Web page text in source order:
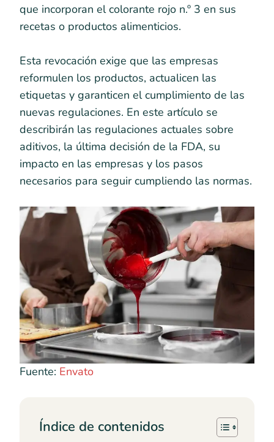
que incorporan el colorante rojo n.º 3 en sus
recetas o productos alimenticios.
Esta revocación exige que las empresas
reformulen los productos, actualicen las
etiquetas y garanticen el cumplimiento de las
nuevas regulaciones. En este artículo se
describirán las regulaciones actuales sobre
aditivos, la última decisión de la FDA, su
impacto en las empresas y los pasos
necesarios para seguir cumpliendo las normas.
Fuente: Envato
Índice de contenidos